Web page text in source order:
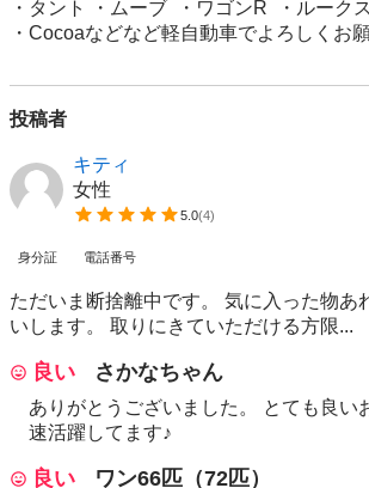
・タント ・ムーブ  ・ワゴンR  ・ルーク
・Cocoaなどなど軽自動車でよろしくお
投稿者
キティ
女性
5.0(4)
身分証 電話番号
ただいま断捨離中です。 気に入った物あ
いします。 取りにきていただける方限...
良い さかなちゃん
ありがとうございました。 とても良い
速活躍してます♪
良い ワン66匹（72匹）